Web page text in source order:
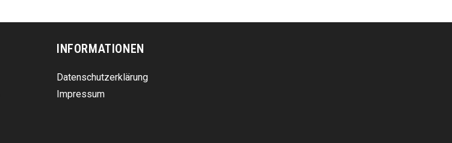
INFORMATIONEN
Datenschutzerklärung
Impressum